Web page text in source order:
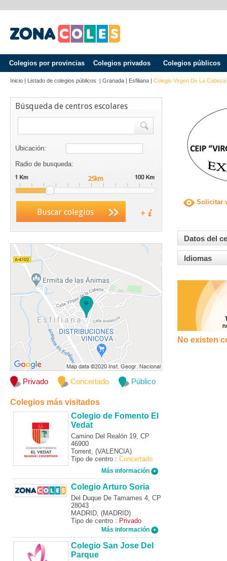
Colegios por provincias Colegios privados Colegios públicos
Inicio | Listado de colegios públicos | Granada | Esfiliana | Colegio Virgen De La Cabeza
Búsqueda de centros escolares
Ubicación:
Radio de busqueda:
Buscar colegios
Privado Concertado Público
Colegios más visitados
Colegio de Fomento El
Vedat
Camino Del Realón 19, CP
46900
Torrent, (VALENCIA)
Tipo de centro : Concertado
Más información
Colegio Arturo Soria
Del Duque De Tamames 4, CP
28043
MADRID, (MADRID)
Tipo de centro : Privado
Más información
Colegio San Jose Del
Parque
Solicitar
Datos del
Idiomas
No existen